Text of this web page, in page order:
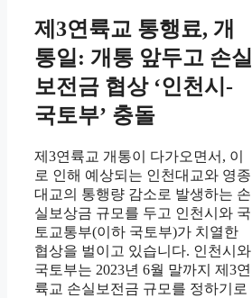
제3연륙교 통행료, 개
통일: 개통 앞두고 손실
보전금 협상 ‘인천시-
국토부’ 충돌
제3연륙교 개통이 다가오면서, 이
로 인해 예상되는 인천대교와 영종
대교의 통행량 감소로 발생하는 손
실보상금 규모를 두고 인천시와 국
토교통부(이하 국토부)가 치열한
협상을 벌이고 있습니다. 인천시와
국토부는 2023년 6월 말까지 제3연
륙교 손실보전금 규모를 정하기로